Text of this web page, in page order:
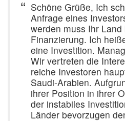
Schöne Grüße, Ich
Anfrage eines
werden muss Ihr Land
Finanzierung. Ich
eine Investition.
Wir vertreten die
reiche Investoren
Saudi-Arabien.
ihrer Position in ihrer
der instabiles
Länder bevorzugen